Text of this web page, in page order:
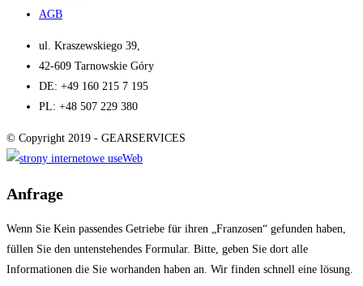
AGB
ul. Kraszewskiego 39,
42-609 Tarnowskie Góry​
DE: +49 160 215 7 195
PL: +48 507 229 380​
© Copyright 2019 - GEARSERVICES
Anfrage
Wenn Sie Kein passendes Getriebe für ihren „Franzosen“ gefunden haben,
füllen Sie den untenstehendes Formular. Bitte, geben Sie dort alle
Informationen die Sie worhanden haben an. Wir finden schnell eine lösung.